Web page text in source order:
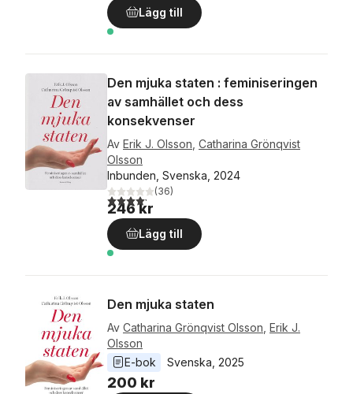
Lägg till
Den mjuka staten : feminiseringen
av samhället och dess
konsekvenser
Av Erik J. Olsson Catharina Grönqvist
Olsson
Inbunden, Svenska, 2024
4,2utav 5 stjärnor. Totalt antal röster:
(36)
246 kr
Lägg till
Den mjuka staten
Av Catharina Grönqvist Olsson Erik J.
Olsson
E-bok
Svenska 2025
200 kr